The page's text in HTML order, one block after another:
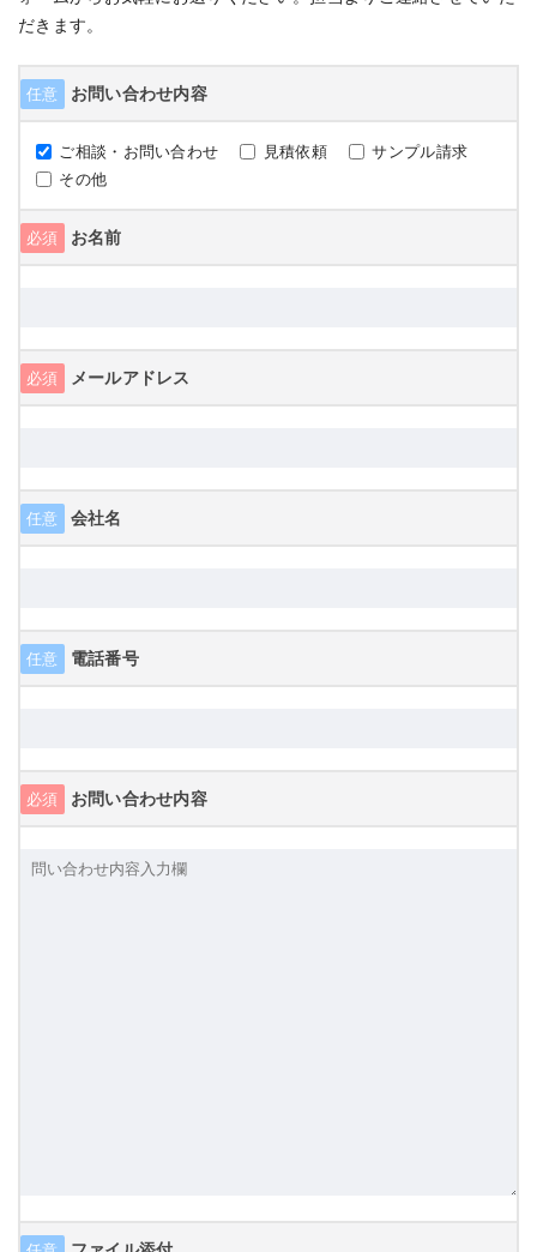
だきます。
任意 お問い合わせ内容
ご相談・お問い合わせ 見積依頼
サンプル請求
その他
必須 お名前
必須 メールアドレス
任意 会社名
任意 電話番号
必須 お問い合わせ内容